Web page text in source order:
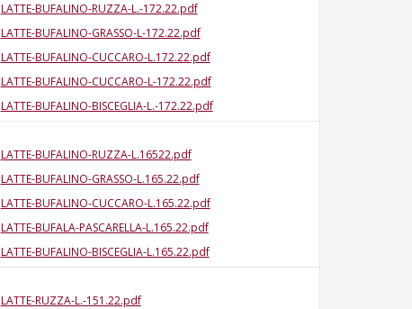
LATTE-BUFALINO-RUZZA-L.-172.22.pdf
LATTE-BUFALINO-GRASSO-L-172.22.pdf
LATTE-BUFALINO-CUCCARO-L.172.22.pdf
LATTE-BUFALINO-CUCCARO-L-172.22.pdf
LATTE-BUFALINO-BISCEGLIA-L.-172.22.pdf
LATTE-BUFALINO-RUZZA-L.16522.pdf
LATTE-BUFALINO-GRASSO-L.165.22.pdf
LATTE-BUFALINO-CUCCARO-L.165.22.pdf
LATTE-BUFALA-PASCARELLA-L.165.22.pdf
LATTE-BUFALINO-BISCEGLIA-L.165.22.pdf
LATTE-RUZZA-L.-151.22.pdf